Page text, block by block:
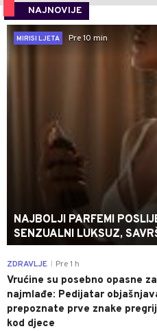
NAJNOVIJE
MIRISI LJETA
Pre 10 min
NAJBOLJI PARFEMI
SENZUALNI LUKSUZ,
ZDRAVLJE Pre 1 h
Vrućine su posebno opasne za
najmlađe: Pedijatar
prepoznate prve znake
kod djece